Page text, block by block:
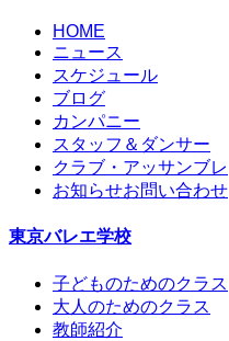
HOME
ニュース
スケジュール
ブログ
カンパニー
スタッフ＆ダンサー
クラブ・アッサンブレ
お知らせお問い合わせ
東京バレエ学校
子どものためのクラス
大人のためのクラス
教師紹介